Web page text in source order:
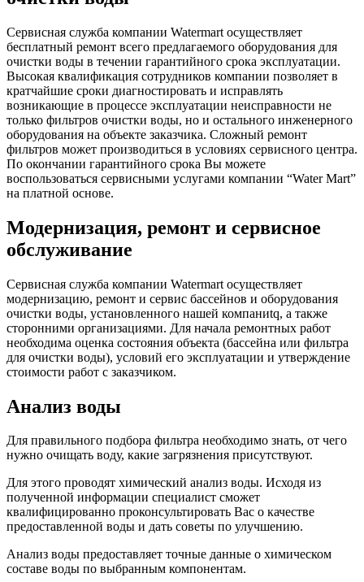
Сервисная служба компании Watermart осуществляет
бесплатный ремонт всего предлагаемого оборудования для
очистки воды в течении гарантийного срока эксплуатации.
Высокая квалификация сотрудников компании позволяет в
кратчайшие сроки диагностировать и исправлять
возникающие в процессе эксплуатации неисправности не
только фильтров очистки воды, но и остального инженерного
оборудования на объекте заказчика. Сложный ремонт
фильтров может производиться в условиях сервисного центра.
По окончании гарантийного срока Вы можете
воспользоваться сервисными услугами компании “Water Mart”
на платной основе.
Модернизация, ремонт и сервисное
обслуживание
Сервисная служба компании Watermart осуществляет
модернизацию, ремонт и сервис бассейнов и оборудования
очистки воды, установленного нашей компаниtq, а также
сторонними организациями. Для начала ремонтных работ
необходима оценка состояния объекта (бассейна или фильтра
для очистки воды), условий его эксплуатации и утверждение
стоимости работ с заказчиком.
Анализ воды
Для правильного подбора фильтра необходимо знать, от чего
нужно очищать воду, какие загрязнения присутствуют.
Для этого проводят химический анализ воды. Исходя из
полученной информации специалист сможет
квалифицированно проконсультировать Вас о качестве
предоставленной воды и дать советы по улучшению.
Анализ воды предоставляет точные данные о химическом
составе воды по выбранным компонентам.